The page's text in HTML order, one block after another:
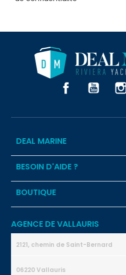
Facebook
DEAL MARINE
BESOIN D'AIDE ?
BOUTIQUE
AGENCE DE VALLAURIS
2121, chemin de Saint-Bernard
06220 Vallauris